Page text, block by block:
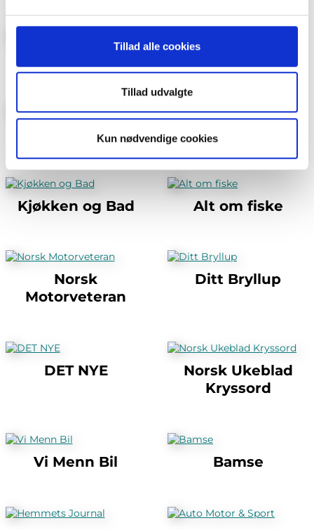
Tillad alle cookies
Tillad udvalgte
Kun nødvendige cookies
Vi Menn Tema Bo Bygg og Bolig
Kjøkken og Bad Alt om fiske
Norsk
Motorveteran
Ditt Bryllup
DET NYE
Norsk Ukeblad
Kryssord
Vi Menn Bil Bamse